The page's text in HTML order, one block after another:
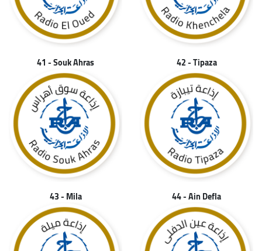
41 - Souk Ahras 42 - Tipaza
43 - Mila 44 - Ain Defla